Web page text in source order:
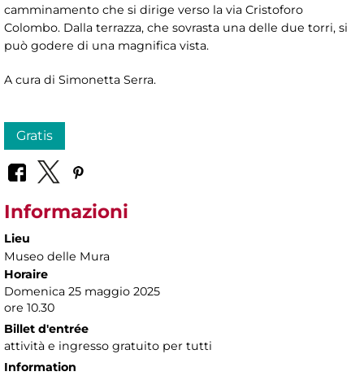
camminamento che si dirige verso la via Cristoforo
Colombo. Dalla terrazza, che sovrasta una delle due torri, si
può godere di una magnifica vista.
A cura di Simonetta Serra.
Gratis
Informazioni
Lieu
Museo delle Mura
Horaire
Domenica 25 maggio 2025
ore 10.30
Billet d'entrée
attività e ingresso gratuito per tutti
Information